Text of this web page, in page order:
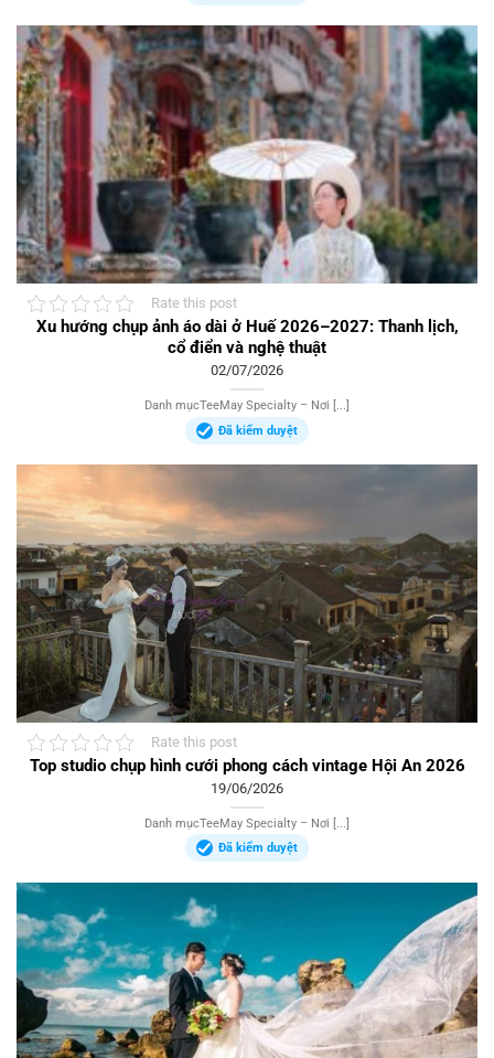
Rate this post
Xu hướng chụp ảnh áo dài ở Huế 2026–2027: Thanh lịch,
cổ điển và nghệ thuật
02/07/2026
Danh mụcTeeMay Specialty – Nơi [...]
Đã kiểm duyệt
Rate this post
Top studio chụp hình cưới phong cách vintage Hội An 2026
19/06/2026
Danh mụcTeeMay Specialty – Nơi [...]
Đã kiểm duyệt